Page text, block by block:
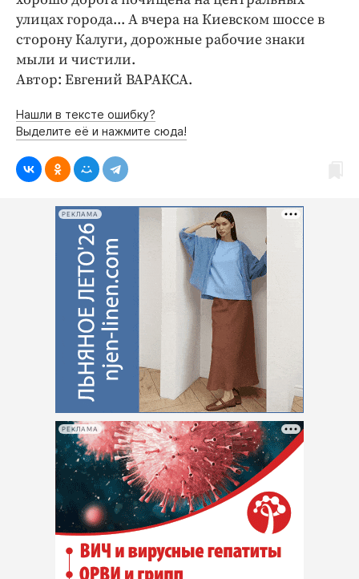
улицах города... А вчера на Киевском шоссе в
сторону Калуги, дорожные рабочие знаки
мыли и чистили.
Автор: Евгений ВАРАКСА.
Нашли в тексте ошибку?
Выделите её и нажмите сюда!
РЕКЛАМА
РЕКЛАМА